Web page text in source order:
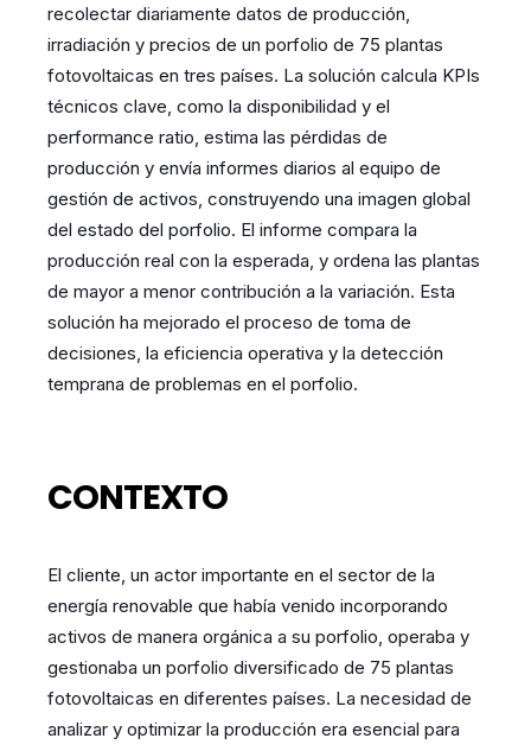
recolectar diariamente datos de producción,
irradiación y precios de un porfolio de 75 plantas
fotovoltaicas en tres países. La solución calcula KPIs
técnicos clave, como la disponibilidad y el
performance ratio, estima las pérdidas de
producción y envía informes diarios al equipo de
gestión de activos, construyendo una imagen global
del estado del porfolio. El informe compara la
producción real con la esperada, y ordena las plantas
de mayor a menor contribución a la variación. Esta
solución ha mejorado el proceso de toma de
decisiones, la eficiencia operativa y la detección
temprana de problemas en el porfolio.
CONTEXTO
El cliente, un actor importante en el sector de la
energía renovable que había venido incorporando
activos de manera orgánica a su porfolio, operaba y
gestionaba un porfolio diversificado de 75 plantas
fotovoltaicas en diferentes países. La necesidad de
analizar y optimizar la producción era esencial para